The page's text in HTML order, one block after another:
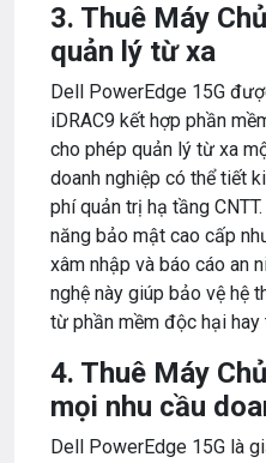
3. Thuê Máy
quản lý từ xa
Dell PowerEdge 15G
iDRAC9 kết hợp phần
cho phép quản lý từ xa
doanh nghiệp có thể tiết
phí quản trị hạ tầng
năng bảo mật cao cấp
xâm nhập và báo cáo an
nghệ này giúp bảo vệ hệ
từ phần mềm độc hại hay
4. Thuê Máy
mọi nhu cầu
Dell PowerEdge 15G là